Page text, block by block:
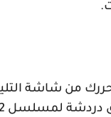
من شاشة
لمسلسل 2022.